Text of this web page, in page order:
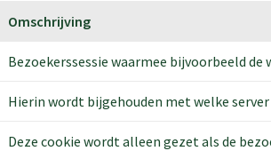
Omschrijving
Bezoekerssessie waarmee bijvoorbeeld
Hierin wordt bijgehouden met welke
Deze cookie wordt alleen gezet als de